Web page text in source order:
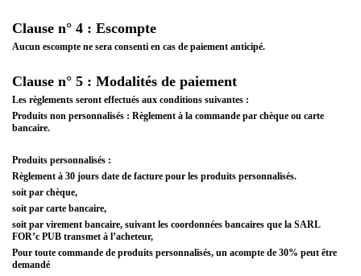
Clause n° 4 : Escompte
Aucun escompte ne sera consenti en cas de paiement anticipé.
Clause n° 5 : Modalités de paiement
Les règlements seront effectués aux conditions suivantes :
Produits non personnalisés : Règlement à la commande par chèque ou carte
bancaire.
Produits personnalisés :
Règlement à 30 jours date de facture pour les produits personnalisés.
soit par chèque,
soit par carte bancaire,
soit par virement bancaire, suivant les coordonnées bancaires que la SARL
FOR’c PUB transmet à l’acheteur,
Pour toute commande de produits personnalisés, un acompte de 30% peut être
demandé